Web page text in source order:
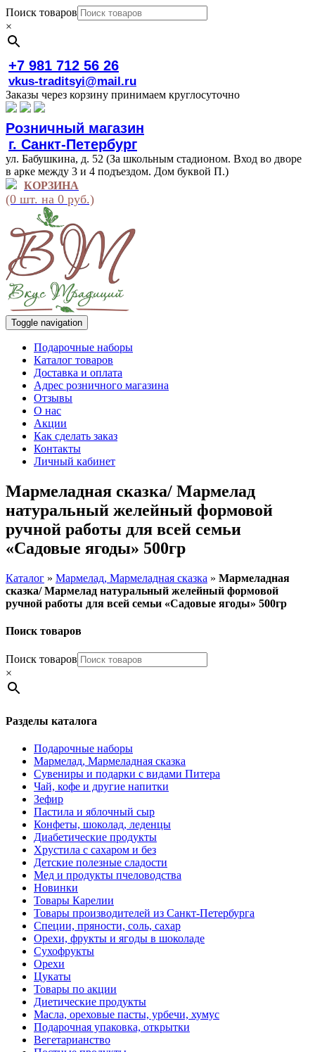
Поиск товаров
×
+7 981 712 56 26
vkus-traditsyi@mail.ru
Заказы через корзину принимаем круглосуточно
Розничный магазин
г. Санкт-Петербург
ул. Бабушкина, д. 52 (За школьным стадионом. Вход во дворе
в арке между 3 и 4 подъездом. Дом буквой П.)
КОРЗИНА
(0 шт. на 0 руб.)
Toggle navigation
Подарочные наборы
Каталог товаров
Доставка и оплата
Адрес розничного магазина
Отзывы
О нас
Акции
Как сделать заказ
Контакты
Личный кабинет
Мармеладная сказка/ Мармелад
натуральный желейный формовой
ручной работы для всей семьи
«Садовые ягоды» 500гр
Каталог » Мармелад, Мармеладная сказка » Мармеладная
сказка/ Мармелад натуральный желейный формовой
ручной работы для всей семьи «Садовые ягоды» 500гр
Поиск товаров
Поиск товаров
×
Разделы каталога
Подарочные наборы
Мармелад, Мармеладная сказка
Сувениры и подарки с видами Питера
Чай, кофе и другие напитки
Зефир
Пастила и яблочный сыр
Конфеты, шоколад, леденцы
Диабетические продукты
Хрустила с сахаром и без
Детские полезные сладости
Мед и продукты пчеловодства
Новинки
Товары Карелии
Товары производителей из Санкт-Петербурга
Специи, пряности, соль, сахар
Орехи, фрукты и ягоды в шоколаде
Сухофрукты
Орехи
Цукаты
Товары по акции
Диетические продукты
Масла, ореховые пасты, урбечи, хумус
Подарочная упаковка, открытки
Вегетарианство